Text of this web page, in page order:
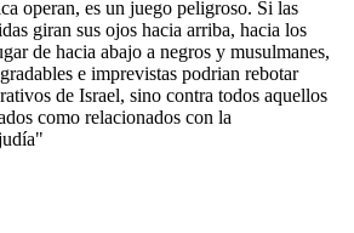
operan, es un juego peligroso. Si las
giran sus ojos hacia arriba, hacia los
de hacia abajo a negros y musulmanes,
e imprevistas podrian rebotar
de Israel, sino contra todos aquellos
como relacionados con la